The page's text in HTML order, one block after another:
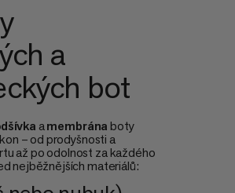
a
bot
amembránaboty
– od prodyšnosti a
až po odolnost za každého
nejběžnějších materiálů: